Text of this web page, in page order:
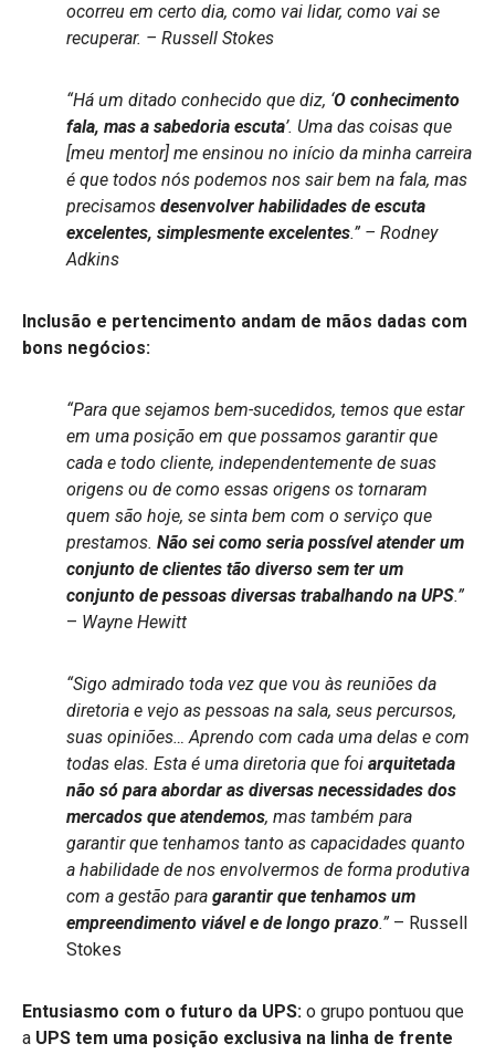
ocorreu em certo dia, como vai lidar, como vai se
recuperar. – Russell Stokes
“Há um ditado conhecido que diz, ‘O conhecimento
fala, mas a sabedoria escuta’. Uma das coisas que
[meu mentor] me ensinou no início da minha carreira
é que todos nós podemos nos sair bem na fala, mas
precisamos desenvolver habilidades de escuta
excelentes, simplesmente excelentes.” – Rodney
Adkins
Inclusão e pertencimento andam de mãos dadas com
bons negócios:
“Para que sejamos bem-sucedidos, temos que estar
em uma posição em que possamos garantir que
cada e todo cliente, independentemente de suas
origens ou de como essas origens os tornaram
quem são hoje, se sinta bem com o serviço que
prestamos. Não sei como seria possível atender um
conjunto de clientes tão diverso sem ter um
conjunto de pessoas diversas trabalhando na UPS.”
– Wayne Hewitt
“Sigo admirado toda vez que vou às reuniões da
diretoria e vejo as pessoas na sala, seus percursos,
suas opiniões… Aprendo com cada uma delas e com
todas elas. Esta é uma diretoria que foi arquitetada
não só para abordar as diversas necessidades dos
mercados que atendemos, mas também para
garantir que tenhamos tanto as capacidades quanto
a habilidade de nos envolvermos de forma produtiva
com a gestão para garantir que tenhamos um
empreendimento viável e de longo prazo.” – Russell
Stokes
Entusiasmo com o futuro da UPS: o grupo pontuou que
a UPS tem uma posição exclusiva na linha de frente